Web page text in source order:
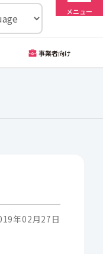
メニュー
事業者向け
年02月27日